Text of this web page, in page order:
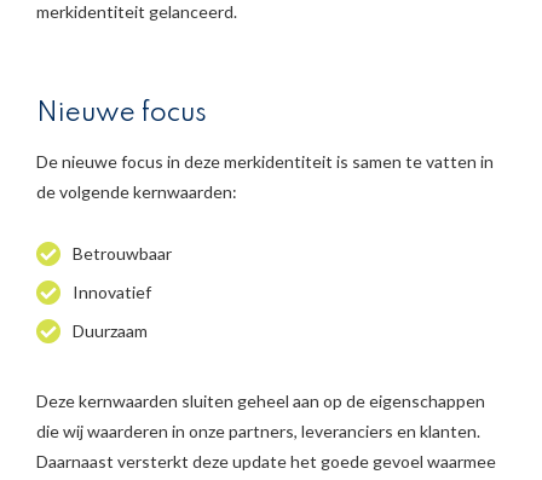
merkidentiteit gelanceerd.
Nieuwe focus
De nieuwe focus in deze merkidentiteit is samen te vatten in
de volgende kernwaarden:
Betrouwbaar
Innovatief
Duurzaam
Deze kernwaarden sluiten geheel aan op de eigenschappen
die wij waarderen in onze partners, leveranciers en klanten.
Daarnaast versterkt deze update het goede gevoel waarmee